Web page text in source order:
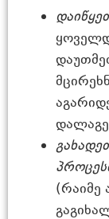
(რაიმე